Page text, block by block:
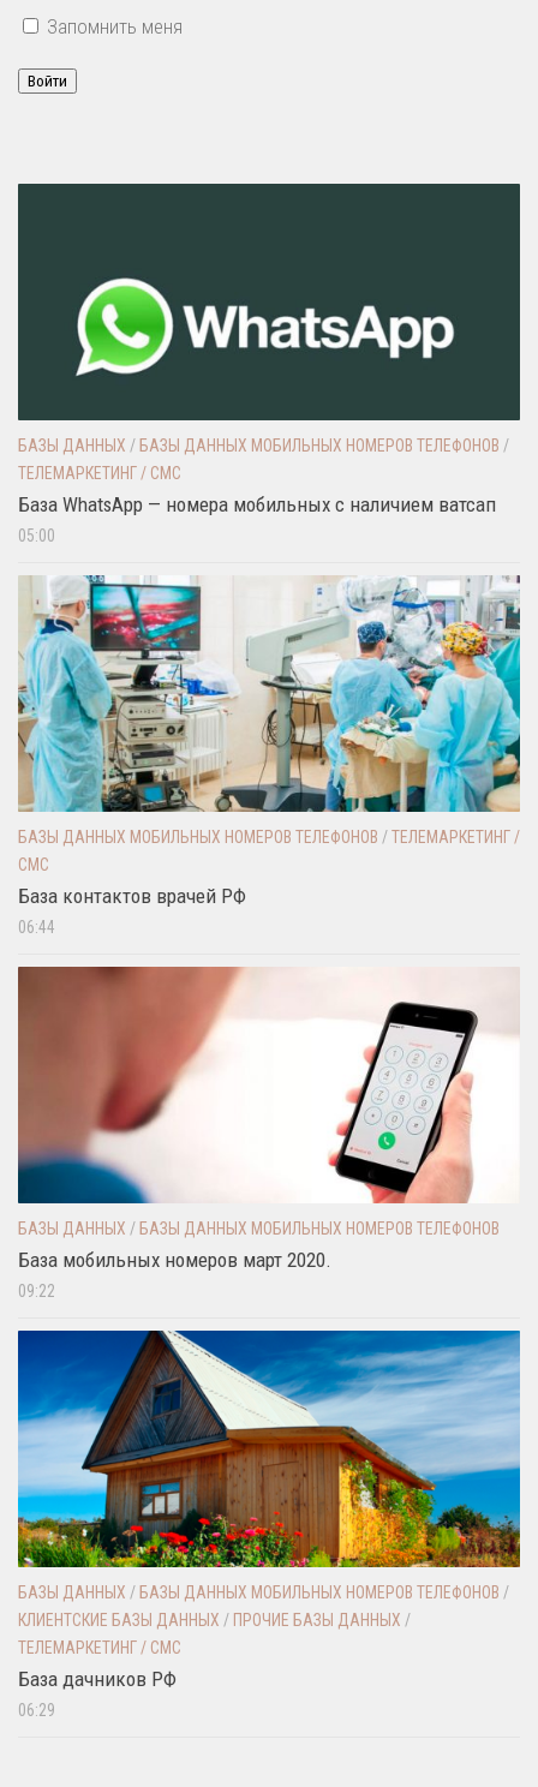
Запомнить меня
Войти
БАЗЫ ДАННЫХ / БАЗЫ ДАННЫХ МОБИЛЬНЫХ НОМЕРОВ ТЕЛЕФОНОВ /
ТЕЛЕМАРКЕТИНГ / СМС
База WhatsApp — номера мобильных с наличием ватсап
05:00
БАЗЫ ДАННЫХ МОБИЛЬНЫХ НОМЕРОВ ТЕЛЕФОНОВ /ТЕЛЕМАРКЕТИНГ /
СМС
База контактов врачей РФ
06:44
БАЗЫ ДАННЫХ / БАЗЫ ДАННЫХ МОБИЛЬНЫХ НОМЕРОВ ТЕЛЕФОНОВ
База мобильных номеров март 2020.
09:22
БАЗЫ ДАННЫХ / БАЗЫ ДАННЫХ МОБИЛЬНЫХ НОМЕРОВ ТЕЛЕФОНОВ /
КЛИЕНТСКИЕ БАЗЫ ДАННЫХ / ПРОЧИЕ БАЗЫ ДАННЫХ /
ТЕЛЕМАРКЕТИНГ / СМС
База дачников РФ
06:29